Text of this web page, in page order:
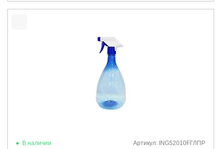
В наличии
Артикул: ING52010FГЛПР